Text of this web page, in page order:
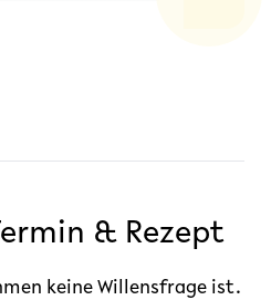
& Rezept
keine Willensfrage ist.